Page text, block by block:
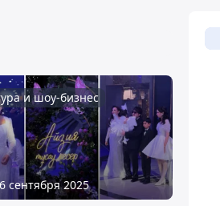
и шоу-бизнес
сентября 2025